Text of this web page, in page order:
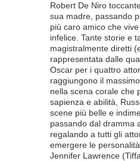
Robert De Niro
sua madre, passando
più caro amico che
infelice. Tante storie e
magistralmente diretti
rappresentata dalle
Oscar per i quattro
raggiungono il
nella scena corale che
sapienza e abilità,
scene più belle e
passando dal dramma
regalando a tutti gli
emergere le
Jennifer Lawrence